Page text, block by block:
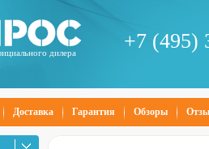
дилера
+7 (495)
Доставка Гарантия Обзоры